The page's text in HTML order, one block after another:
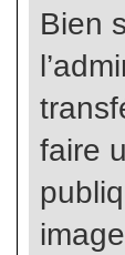
Bien
faire